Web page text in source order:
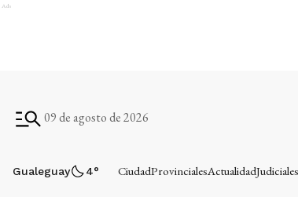
Ads
09 de agosto de 2026
Gualeguay 4° CiudadProvincialesActualidadJudiciales